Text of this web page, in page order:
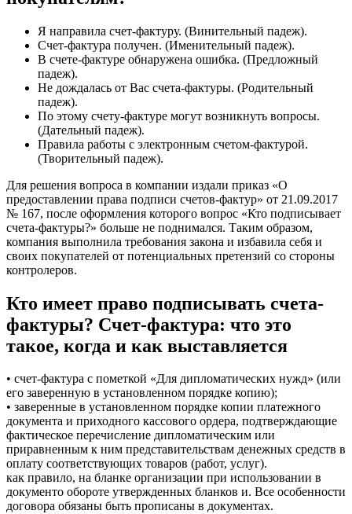
Я направила счет-фактуру. (Винительный падеж).
Счет-фактура получен. (Именительный падеж).
В счете-фактуре обнаружена ошибка. (Предложный
падеж).
Не дождалась от Вас счета-фактуры. (Родительный
падеж).
По этому счету-фактуре могут возникнуть вопросы.
(Дательный падеж).
Правила работы с электронным счетом-фактурой.
(Творительный падеж).
Для решения вопроса в компании издали приказ «О
предоставлении права подписи счетов-фактур» от 21.09.2017
№ 167, после оформления которого вопрос «Кто подписывает
счета-фактуры?» больше не поднимался. Таким образом,
компания выполнила требования закона и избавила себя и
своих покупателей от потенциальных претензий со стороны
контролеров.
Кто имеет право подписывать счета-
фактуры? Счет-фактура: что это
такое, когда и как выставляется
• счет-фактура с пометкой «Для дипломатических нужд» (или
его заверенную в установленном порядке копию);
• заверенные в установленном порядке копии платежного
документа и приходного кассового ордера, подтверждающие
фактическое перечисление дипломатическим или
приравненным к ним представительствам денежных средств в
оплату соответствующих товаров (работ, услуг).
как правило, на бланке организации при использовании в
документо обороте утвержденных бланков и. Все особенности
договора обязаны быть прописаны в документах.